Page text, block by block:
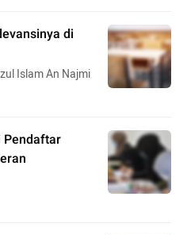
di
Islam An Najmi
Pendaftar